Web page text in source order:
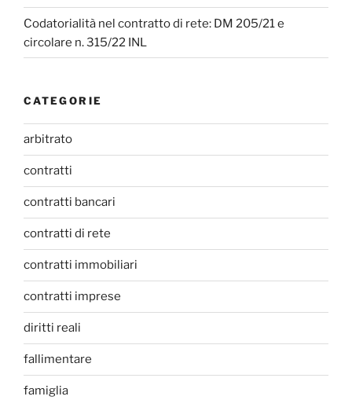
Codatorialità nel contratto di rete: DM 205/21 e
circolare n. 315/22 INL
CATEGORIE
arbitrato
contratti
contratti bancari
contratti di rete
contratti immobiliari
contratti imprese
diritti reali
fallimentare
famiglia